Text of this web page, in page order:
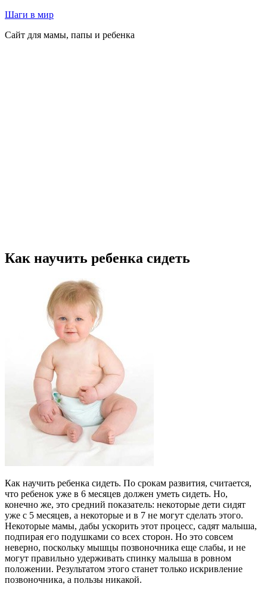
Перейти
содержимому
Шаги в мир
Сайт для мамы, папы и ребенка
Как научить ребенка сидеть
Как научить ребенка сидеть. По срокам развития, считается,
что ребенок уже в 6 месяцев должен уметь сидеть. Но,
конечно же, это средний показатель: некоторые дети сидят
уже с 5 месяцев, а некоторые и в 7 не могут сделать этого.
Некоторые мамы, дабы ускорить этот процесс, садят малыша,
подпирая его подушками со всех сторон. Но это совсем
неверно, поскольку мышцы позвоночника еще слабы, и не
могут правильно удерживать спинку малыша в ровном
положении. Результатом этого станет только искривление
позвоночника, а пользы никакой.